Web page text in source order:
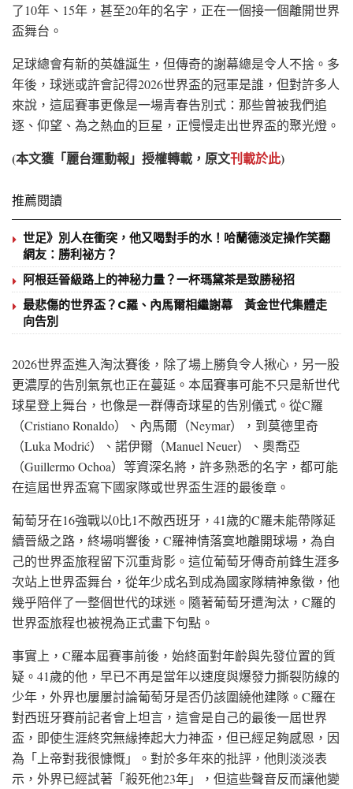
了10年、15年，甚至20年的名字，正在一個接一個離開世界
盃舞台。
足球總會有新的英雄誕生，但傳奇的謝幕總是令人不捨。多
年後，球迷或許會記得2026世界盃的冠軍是誰，但對許多人
來說，這屆賽事更像是一場青春告別式：那些曾被我們追
逐、仰望、為之熱血的巨星，正慢慢走出世界盃的聚光燈。
(本文獲「麗台運動報」授權轉載，原文刊載於此)
推薦閱讀
世足》別人在衝突，他又喝對手的水！哈蘭德淡定操作笑翻
網友：勝利祕方？
阿根廷晉級路上的神秘力量？一杯瑪黛茶是致勝秘招
最悲傷的世界盃？C羅、內馬爾相繼謝幕 黃金世代集體走
向告別
2026世界盃進入淘汰賽後，除了場上勝負令人揪心，另一股
更濃厚的告別氣氛也正在蔓延。本屆賽事可能不只是新世代
球星登上舞台，也像是一群傳奇球星的告別儀式。從C羅
（Cristiano Ronaldo）、內馬爾（Neymar），到莫德里奇
（Luka Modrić）、諾伊爾（Manuel Neuer）、奧喬亞
（Guillermo Ochoa）等資深名將，許多熟悉的名字，都可能
在這屆世界盃寫下國家隊或世界盃生涯的最後章。
葡萄牙在16強戰以0比1不敵西班牙，41歲的C羅未能帶隊延
續晉級之路，終場哨響後，C羅神情落寞地離開球場，為自
己的世界盃旅程留下沉重背影。這位葡萄牙傳奇前鋒生涯多
次站上世界盃舞台，從年少成名到成為國家隊精神象徵，他
幾乎陪伴了一整個世代的球迷。隨著葡萄牙遭淘汰，C羅的
世界盃旅程也被視為正式畫下句點。
事實上，C羅本屆賽事前後，始終面對年齡與先發位置的質
疑。41歲的他，早已不再是當年以速度與爆發力撕裂防線的
少年，外界也屢屢討論葡萄牙是否仍該圍繞他建隊。C羅在
對西班牙賽前記者會上坦言，這會是自己的最後一屆世界
盃，即使生涯終究無緣捧起大力神盃，但已經足夠感恩，因
為「上帝對我很慷慨」。對於多年來的批評，他則淡淡表
示，外界已經試著「殺死他23年」，但這些聲音反而讓他變